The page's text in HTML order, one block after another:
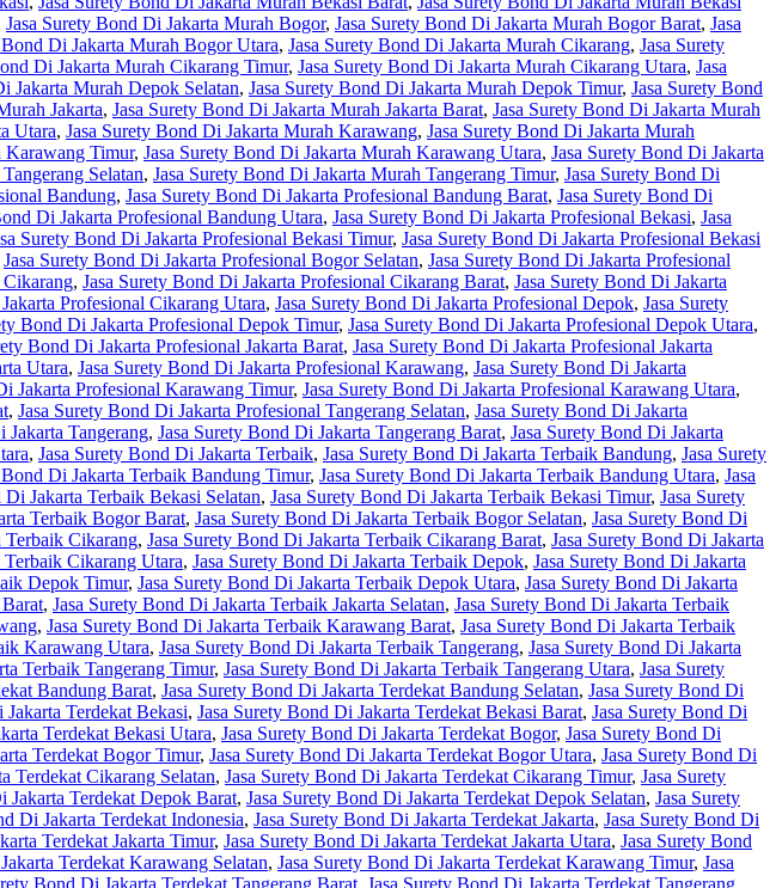
Jasa Surety Bond Di Jakarta Murah Bogor, Jasa Surety Bond Di Jakarta Murah Bogor Barat, Jasa
Bond Di Jakarta Murah Bogor Utara, Jasa Surety Bond Di Jakarta Murah Cikarang, Jasa Surety
Di Jakarta Murah Cikarang Timur, Jasa Surety Bond Di Jakarta Murah Cikarang Utara, Jasa
Jakarta Murah Depok Selatan, Jasa Surety Bond Di Jakarta Murah Depok Timur, Jasa Surety Bond
Jakarta, Jasa Surety Bond Di Jakarta Murah Jakarta Barat, Jasa Surety Bond Di Jakarta Murah
Utara, Jasa Surety Bond Di Jakarta Murah Karawang, Jasa Surety Bond Di Jakarta Murah
Karawang Timur, Jasa Surety Bond Di Jakarta Murah Karawang Utara, Jasa Surety Bond Di Jakarta
Selatan, Jasa Surety Bond Di Jakarta Murah Tangerang Timur, Jasa Surety Bond Di
Bandung, Jasa Surety Bond Di Jakarta Profesional Bandung Barat, Jasa Surety Bond Di
Di Jakarta Profesional Bandung Utara, Jasa Surety Bond Di Jakarta Profesional Bekasi, Jasa
Surety Bond Di Jakarta Profesional Bekasi Timur, Jasa Surety Bond Di Jakarta Profesional Bekasi
Jasa Surety Bond Di Jakarta Profesional Bogor Selatan, Jasa Surety Bond Di Jakarta Profesional
Cikarang, Jasa Surety Bond Di Jakarta Profesional Cikarang Barat, Jasa Surety Bond Di Jakarta
Profesional Cikarang Utara, Jasa Surety Bond Di Jakarta Profesional Depok, Jasa Surety
Bond Di Jakarta Profesional Depok Timur, Jasa Surety Bond Di Jakarta Profesional Depok Utara,
Bond Di Jakarta Profesional Jakarta Barat, Jasa Surety Bond Di Jakarta Profesional Jakarta
Utara, Jasa Surety Bond Di Jakarta Profesional Karawang, Jasa Surety Bond Di Jakarta
Jakarta Profesional Karawang Timur, Jasa Surety Bond Di Jakarta Profesional Karawang Utara,
, Jasa Surety Bond Di Jakarta Profesional Tangerang Selatan, Jasa Surety Bond Di Jakarta
Jakarta Tangerang, Jasa Surety Bond Di Jakarta Tangerang Barat, Jasa Surety Bond Di Jakarta
, Jasa Surety Bond Di Jakarta Terbaik, Jasa Surety Bond Di Jakarta Terbaik Bandung, Jasa Surety
Bond Di Jakarta Terbaik Bandung Timur, Jasa Surety Bond Di Jakarta Terbaik Bandung Utara, Jasa
Di Jakarta Terbaik Bekasi Selatan, Jasa Surety Bond Di Jakarta Terbaik Bekasi Timur, Jasa Surety
Terbaik Bogor Barat, Jasa Surety Bond Di Jakarta Terbaik Bogor Selatan, Jasa Surety Bond Di
Terbaik Cikarang, Jasa Surety Bond Di Jakarta Terbaik Cikarang Barat, Jasa Surety Bond Di Jakarta
Terbaik Cikarang Utara, Jasa Surety Bond Di Jakarta Terbaik Depok, Jasa Surety Bond Di Jakarta
Depok Timur, Jasa Surety Bond Di Jakarta Terbaik Depok Utara, Jasa Surety Bond Di Jakarta
, Jasa Surety Bond Di Jakarta Terbaik Jakarta Selatan, Jasa Surety Bond Di Jakarta Terbaik
, Jasa Surety Bond Di Jakarta Terbaik Karawang Barat, Jasa Surety Bond Di Jakarta Terbaik
Karawang Utara, Jasa Surety Bond Di Jakarta Terbaik Tangerang, Jasa Surety Bond Di Jakarta
Terbaik Tangerang Timur, Jasa Surety Bond Di Jakarta Terbaik Tangerang Utara, Jasa Surety
Bandung Barat, Jasa Surety Bond Di Jakarta Terdekat Bandung Selatan, Jasa Surety Bond Di
Terdekat Bekasi, Jasa Surety Bond Di Jakarta Terdekat Bekasi Barat, Jasa Surety Bond Di
Terdekat Bekasi Utara, Jasa Surety Bond Di Jakarta Terdekat Bogor, Jasa Surety Bond Di
Terdekat Bogor Timur, Jasa Surety Bond Di Jakarta Terdekat Bogor Utara, Jasa Surety Bond Di
Terdekat Cikarang Selatan, Jasa Surety Bond Di Jakarta Terdekat Cikarang Timur, Jasa Surety
Jakarta Terdekat Depok Barat, Jasa Surety Bond Di Jakarta Terdekat Depok Selatan, Jasa Surety
Di Jakarta Terdekat Indonesia, Jasa Surety Bond Di Jakarta Terdekat Jakarta, Jasa Surety Bond Di
Terdekat Jakarta Timur, Jasa Surety Bond Di Jakarta Terdekat Jakarta Utara, Jasa Surety Bond
Terdekat Karawang Selatan, Jasa Surety Bond Di Jakarta Terdekat Karawang Timur, Jasa